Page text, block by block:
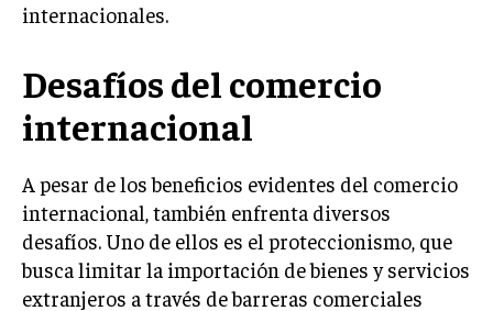
NEGOCIOS
MARKETING B2B
MARKETING B2C
MARKETING DE INFLUENCERS
E-COMMERCE
E-COMMERCE Y COMERCIO ELECTRÓNICO
internacionales.
Desafíos del comercio
internacional
A pesar de los beneficios evidentes del comercio
internacional, también enfrenta diversos
desafíos. Uno de ellos es el proteccionismo, que
busca limitar la importación de bienes y servicios
extranjeros a través de barreras comerciales